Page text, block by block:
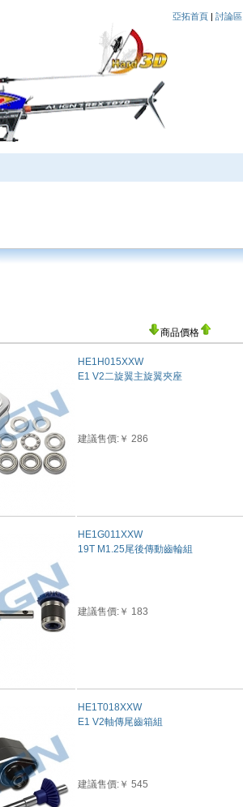
亞拓首頁 | 討論區
商品價格
HE1H015XXW
E1 V2二旋翼主旋翼夾座
建議售價:￥ 286
HE1G011XXW
19T M1.25尾後傳動齒輪組
建議售價:￥ 183
HE1T018XXW
E1 V2軸傳尾齒箱組
建議售價:￥ 545